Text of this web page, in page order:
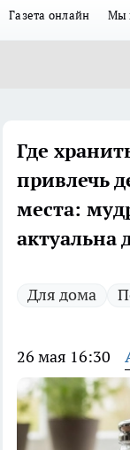
Газета онлайн Мы
Где
привлечь
места:
актуальна
Для дома
26 мая 16:30